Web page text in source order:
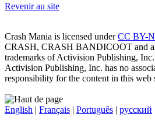
Revenir au site
Crash Mania is licensed underCC BY-
CRASH, CRASH BANDICOOT and
trademarks of Activision Publishing, Inc.
Activision Publishing, Inc. has no
responsibility for the content in this web
English | Français | Português | русский